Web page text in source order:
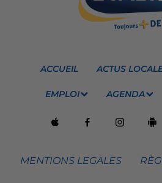
ACCUEIL ACTUS
EMPLOI AGENDA
MENTIONS LEGALES